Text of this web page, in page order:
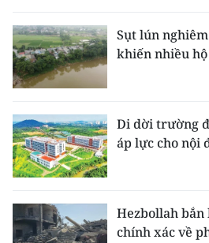
KHOA HỌC - CÔNG NGHỆ
MÔI TRƯỜNG
BẠN ĐỌC
KIỂM CHỨNG THÔNG TIN
54 DÂN TỘC VIỆT NAM
Sụt lún
khiến nhiều
Di dời trường
áp lực cho nội
Hezbollah
chính xác về